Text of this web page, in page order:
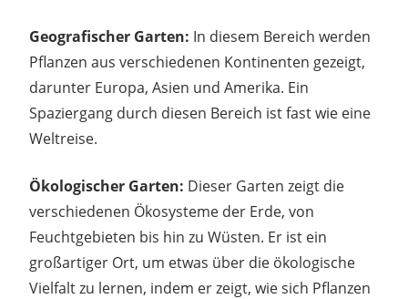
Geografischer Garten: In diesem Bereich werden
Pflanzen aus verschiedenen Kontinenten gezeigt,
darunter Europa, Asien und Amerika. Ein
Spaziergang durch diesen Bereich ist fast wie eine
Weltreise.
Ökologischer Garten: Dieser Garten zeigt die
verschiedenen Ökosysteme der Erde, von
Feuchtgebieten bis hin zu Wüsten. Er ist ein
großartiger Ort, um etwas über die ökologische
Vielfalt zu lernen, indem er zeigt, wie sich Pflanzen